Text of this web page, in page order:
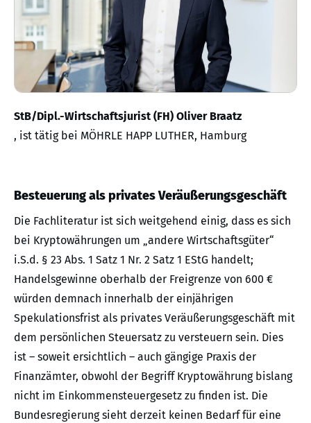
StB/Dipl.-Wirtschaftsjurist (FH) Oliver Braatz
, ist tätig bei MÖHRLE HAPP LUTHER, Hamburg
Besteuerung als privates Veräußerungsgeschäft
Die Fachliteratur ist sich weitgehend einig, dass es sich
bei Kryptowährungen um „andere Wirtschaftsgüter“
i.S.d. § 23 Abs. 1 Satz 1 Nr. 2 Satz 1 EStG handelt;
Handelsgewinne oberhalb der Freigrenze von 600 €
würden demnach innerhalb der einjährigen
Spekulationsfrist als privates Veräußerungsgeschäft mit
dem persönlichen Steuersatz zu versteuern sein. Dies
ist – soweit ersichtlich – auch gängige Praxis der
Finanzämter, obwohl der Begriff Kryptowährung bislang
nicht im Einkommensteuergesetz zu finden ist. Die
Bundesregierung sieht derzeit keinen Bedarf für eine